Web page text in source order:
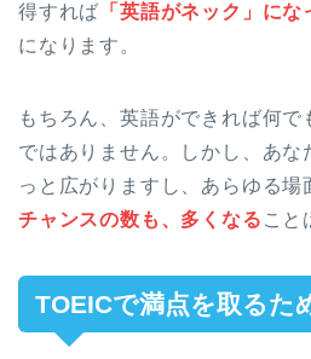
得すれば 「英語がネック」に
になります。
もちろん、英語ができれば何で
ではありません。しかし、あな
っと広がりますし、あらゆる場
チャンスの数も、多くなる こと
TOEICで満点を取るた